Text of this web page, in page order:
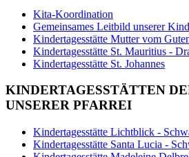
Kita-Koordination
Gemeinsames Leitbild unserer
Kindertagesstätte Mutter vom
Kindertagesstätte St. Mauritius -
Kindertagesstätte St. Johannes
KINDERTAGESSTÄTTEN
UNSERER PFARREI
Kindertagesstätte Lichtblick -
Kindertagesstätte Santa Lucia -